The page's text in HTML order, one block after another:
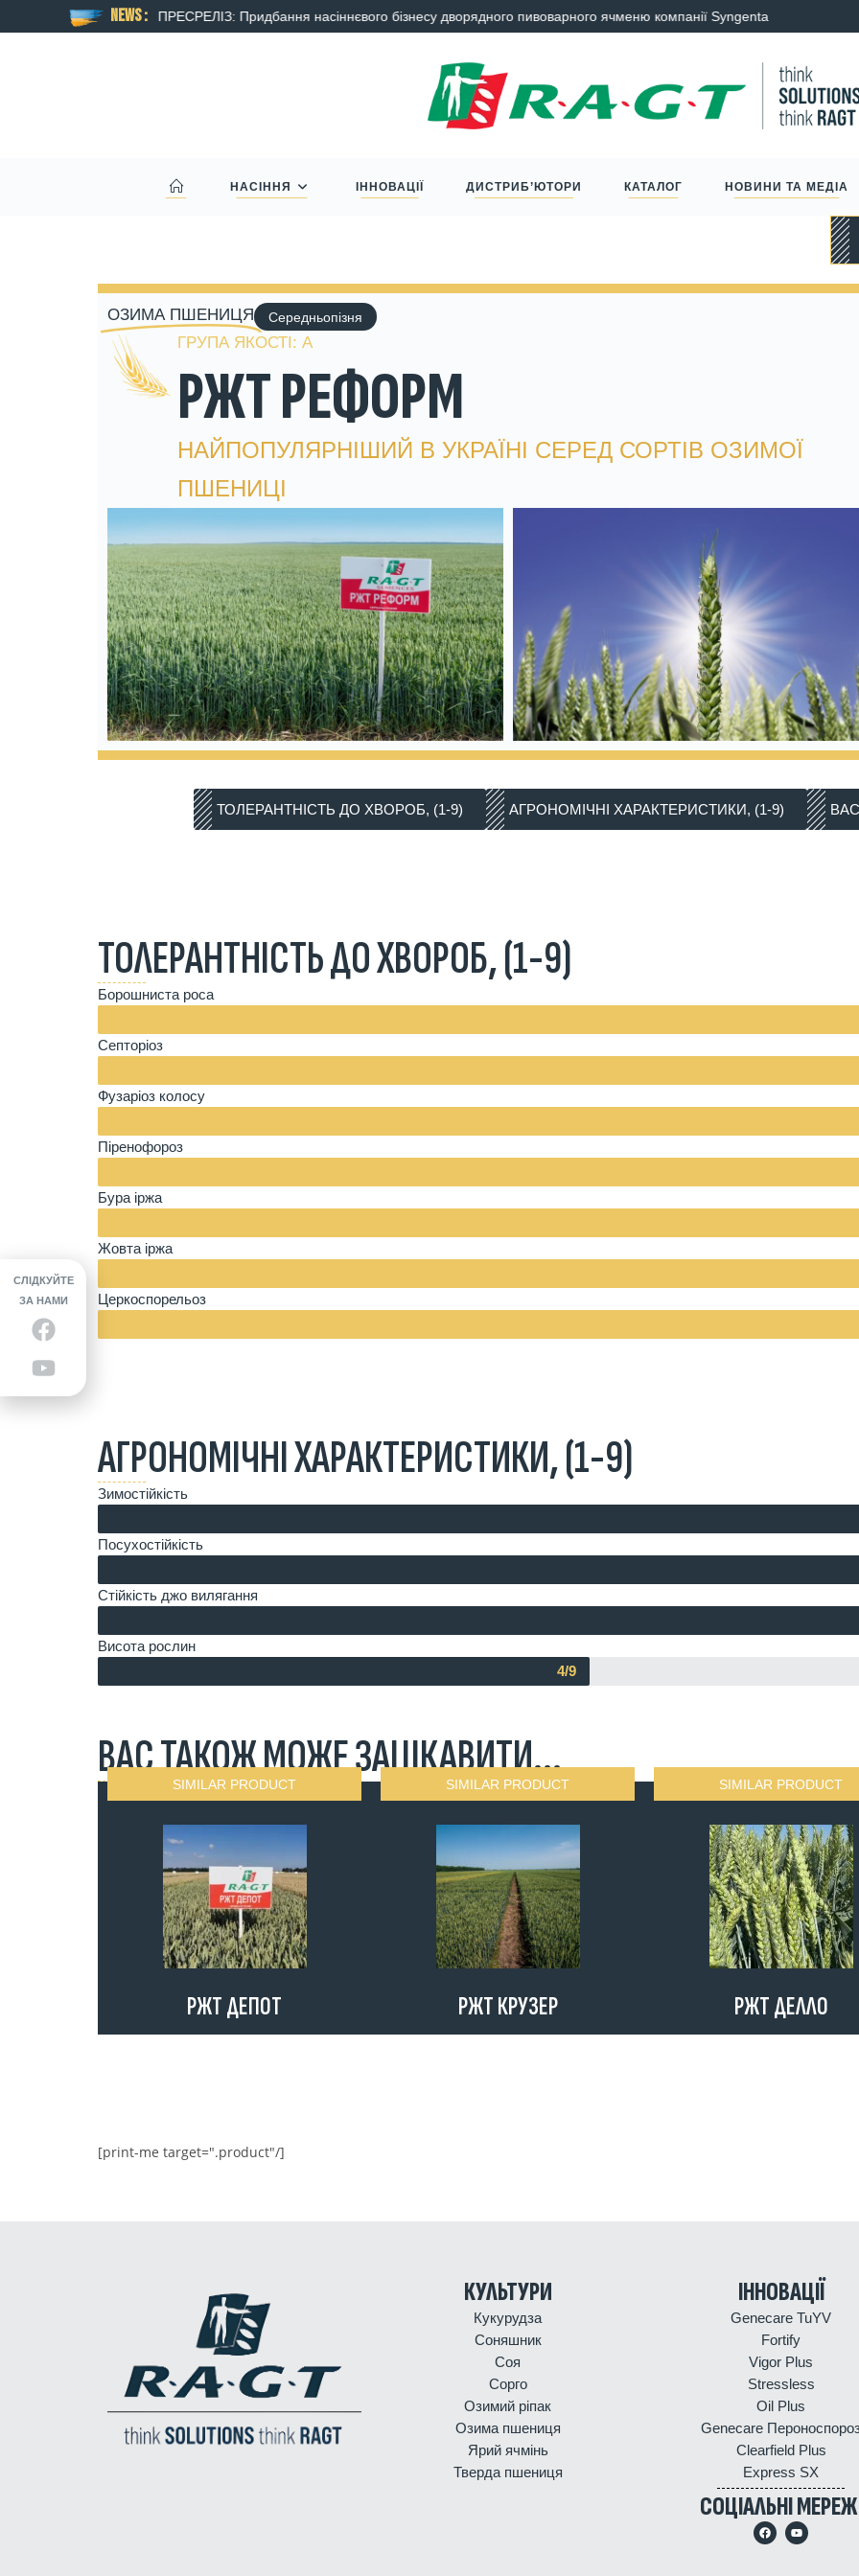
NEWS :
Syngenta ПРЕСРЕЛІЗ: Придбання насіннєвого бізнесу дворядного пивоварного ячменю компанії Syngenta
НАСІННЯ ІННОВАЦІЇ ДИСТРИБ’ЮТОРИ КАТАЛОГ НОВИНИ ТА МЕДІА
ОЗИМА ПШЕНИЦЯ Середньопізня
ГРУПА ЯКОСТІ: А
РЖТ РЕФОРМ
НАЙПОПУЛЯРНІШИЙ В УКРАЇНІ СЕРЕД СОРТІВ ОЗИМОЇ
ПШЕНИЦІ
ТОЛЕРАНТНІСТЬ ДО ХВОРОБ, (1-9) АГРОНОМІЧНІ ХАРАКТЕРИСТИКИ, (1-9)
ТОЛЕРАНТНІСТЬ ДО ХВОРОБ, (1-9)
Борошниста роса
Септоріоз
Фузаріоз колосу
Піренофороз
Бура іржа
Жовта іржа
Церкоспорельоз
АГРОНОМІЧНІ ХАРАКТЕРИСТИКИ, (1-9)
Зимостійкість
Посухостійкість
Стійкість джо вилягання
Висота рослин
4/9
ВАС ТАКОЖ МОЖЕ ЗАЦІКАВИТИ...
SIMILAR PRODUCT
РЖТ ДЕПОТ
SIMILAR PRODUCT
РЖТ КРУЗЕР
SIMILAR PRODUCT
РЖТ ДЕЛЛО
[print-me target=".product"/]
КУЛЬТУРИ
Кукурудза
Соняшник
Соя
Сорго
Озимий ріпак
Озима пшениця
Ярий ячмінь
Тверда пшениця
ІННОВАЦІЇ
Genecare TuYV
Fortify
Vigor Plus
Stressless
Oil Plus
Genecare
Clearfield Plus
Express SX
СОЦІАЛЬНІ
СЛІДКУЙТЕ
ЗА НАМИ